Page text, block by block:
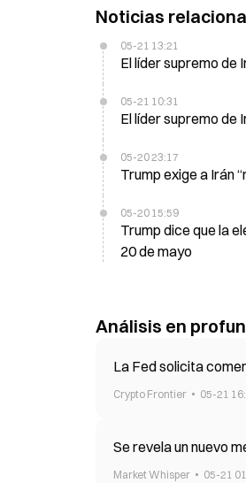
Noticias
05-21 13:21
El líder supremo de
05-21 10:31
El líder supremo de
05-20 23:17
Trump exige a Irán
05-20 15:59
Trump dice que la
20 de mayo
Análisis en
La Fed solicita
Crypto Frontier 05-21
Se revela un nuevo
Market Whisper 05-21